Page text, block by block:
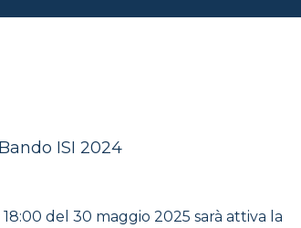
ISI 2024
del 30 maggio 2025 sarà attiva la